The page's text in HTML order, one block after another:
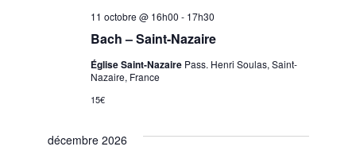
Bach – Saint-Nazaire
11 octobre @ 16h00 - 17h30
Église Saint-Nazaire Pass. Henri Soulas, Saint-
Nazaire, France
15€
décembre 2026